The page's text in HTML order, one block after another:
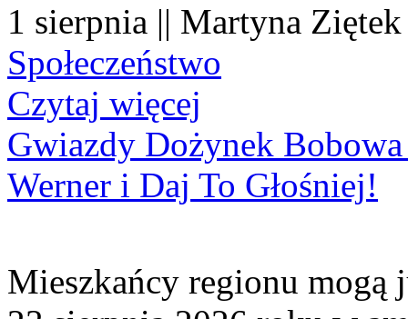
1 sierpnia || Martyna
Społeczeństwo
Czytaj więcej
Gwiazdy Dożynek Bobowa
Werner i Daj To Głośniej!
Mieszkańcy regionu mogą